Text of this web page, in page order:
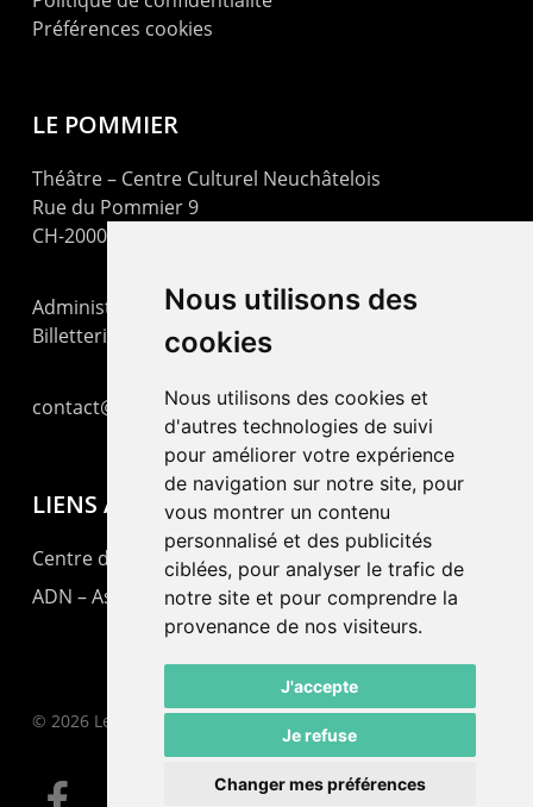
Nous utilisons des
cookies
Nous utilisons des cookies et
d'autres technologies de suivi
pour améliorer votre expérience
de navigation sur notre site, pour
vous montrer un contenu
personnalisé et des publicités
ciblées, pour analyser le trafic de
notre site et pour comprendre la
provenance de nos visiteurs.
J'accepte
Je refuse
Changer mes préférences
Préférences cookies
LE POMMIER
Théâtre – Centre Culturel Neuchâtelois
Rue du Pommier 9
CH-2000 Neuchâtel
Administration : +41 32 725 03 03
Billetterie : +41 32 725 05 05
contact@lepommier.ch
LIENS AMIS
Centre de culture ABC
ADN – Association Danse Neuchâtel
© 2026 Le Pommier.
facebook email